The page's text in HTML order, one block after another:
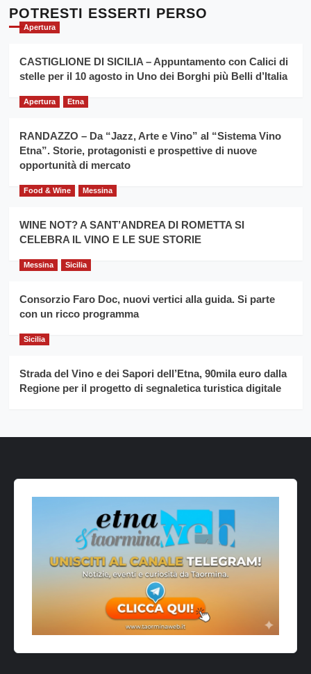
l’
evento
la
filiera
grano
Cronoscalata
per
il
anno
Franco
Caruso
POTRESTI ESSERTI PERSO
Apertura
CASTIGLIONE DI SICILIA – Appuntamento con Calici di
stelle per il 10 agosto in Uno dei Borghi più Belli d’Italia
Apertura Etna
RANDAZZO – Da “Jazz, Arte e Vino” al “Sistema Vino
Etna”. Storie, protagonisti e prospettive di nuove
opportunità di mercato
Food & Wine Messina
WINE NOT? A SANT’ANDREA DI ROMETTA SI
CELEBRA IL VINO E LE SUE STORIE
Messina Sicilia
Consorzio Faro Doc, nuovi vertici alla guida. Si parte
con un ricco programma
Sicilia
Strada del Vino e dei Sapori dell’Etna, 90mila euro dalla
Regione per il progetto di segnaletica turistica digitale